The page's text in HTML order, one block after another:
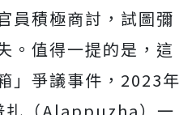
員積極商討，試圖彌
。值得一提的是，這
」爭議事件，2023年